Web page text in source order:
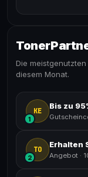
Die
diesem Monat.
KE
1
TO
2
Erhalten
Angebot ·